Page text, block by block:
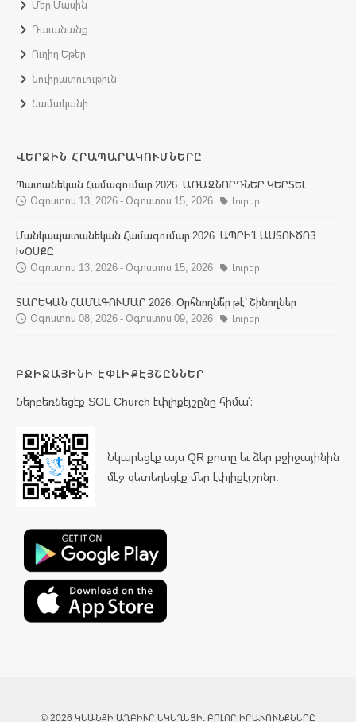
Մեր Մասին
Դաւանանք
Ուղիղ Եթեր
Նուիրատուութիւն
Նամականի
ՎԵՐՋԻՆ ՀՐԱՊԱՐԱԿՈՒՄՆԵՐԸ
Պատանեկան Համագումար 2026. ԱՌԱՋՆՈՐԴՆԵՐ ԿԵՐՏԵԼ
Օգոստոս 13, 2026 - Օգոստոս 15, 2026
Լուրեր
Մանկապատանեկան Համագումար 2026. ԱՊՐԻ՛Լ ԱՍՏՈՒԾՈՅ
ԽՕՍՔԸ
Օգոստոս 13, 2026 - Օգոստոս 15, 2026
Լուրեր
ՏԱՐԵԿԱՆ ՀԱՄԱԳՈՒՄԱՐ 2026. Օրհնողնե՞ր թէ՝ Շինողներ
Օգոստոս 08, 2026 - Օգոստոս 09, 2026
Լուրեր
ԲՋԻՋԱՅԻՆԻ ԷՓԼԻՔԷՅՇԸՆՆԵՐ
Ներբեռնեցէք SOL Church էփլիքէյշընը հիմա՛։
Նկարեցէք այս QR քոտը եւ ձեր բջիջայինին
մէջ զետեղեցէք մեր էփլիքէյշընը:
© 2026 ԿԵԱՆՔԻ ԱՂԲԻՒՐ ԵԿԵՂԵՑԻ: ԲՈԼՈՐ ԻՐԱՒՈՒՆՔՆԵՐԸ